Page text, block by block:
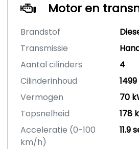
Motor en
Brandstof
Transmissie
Aantal cilinders
4
Cilinderinhoud
Vermogen
70
Topsnelheid
178
Acceleratie (0-100
km/h)
11.9